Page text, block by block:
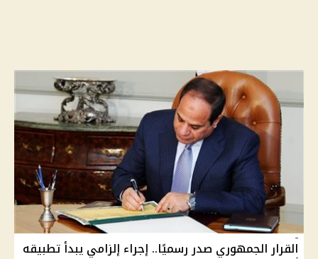
القرار الجمهوري صدر رسميًا.. إجراء إلزامي يبدأ تطبيقه